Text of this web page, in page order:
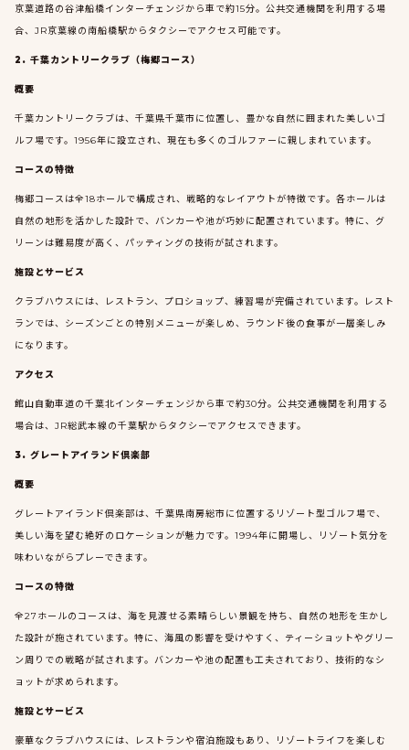
京葉道路の谷津船橋インターチェンジから車で約15分。公共交通機関を利用する場
合、JR京葉線の南船橋駅からタクシーでアクセス可能です。
2. 千葉カントリークラブ（梅郷コース）
概要
千葉カントリークラブは、千葉県千葉市に位置し、豊かな自然に囲まれた美しいゴ
ルフ場です。1956年に設立され、現在も多くのゴルファーに親しまれています。
コースの特徴
梅郷コースは全18ホールで構成され、戦略的なレイアウトが特徴です。各ホールは
自然の地形を活かした設計で、バンカーや池が巧妙に配置されています。特に、グ
リーンは難易度が高く、パッティングの技術が試されます。
施設とサービス
クラブハウスには、レストラン、プロショップ、練習場が完備されています。レスト
ランでは、シーズンごとの特別メニューが楽しめ、ラウンド後の食事が一層楽しみ
になります。
アクセス
館山自動車道の千葉北インターチェンジから車で約30分。公共交通機関を利用する
場合は、JR総武本線の千葉駅からタクシーでアクセスできます。
3. グレートアイランド倶楽部
概要
グレートアイランド倶楽部は、千葉県南房総市に位置するリゾート型ゴルフ場で、
美しい海を望む絶好のロケーションが魅力です。1994年に開場し、リゾート気分を
味わいながらプレーできます。
コースの特徴
全27ホールのコースは、海を見渡せる素晴らしい景観を持ち、自然の地形を生かし
た設計が施されています。特に、海風の影響を受けやすく、ティーショットやグリー
ン周りでの戦略が試されます。バンカーや池の配置も工夫されており、技術的なシ
ョットが求められます。
施設とサービス
豪華なクラブハウスには、レストランや宿泊施設もあり、リゾートライフを楽しむ